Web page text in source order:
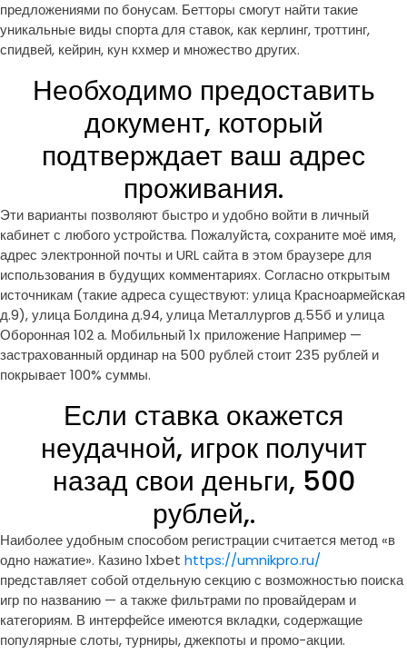
предложениями по бонусам. Бетторы смогут найти такие
уникальные виды спорта для ставок, как керлинг, троттинг,
спидвей, кейрин, кун кхмер и множество других.
Необходимо предоставить
документ, который
подтверждает ваш адрес
проживания.
Эти варианты позволяют быстро и удобно войти в личный
кабинет с любого устройства. Пожалуйста, сохраните моё имя,
адрес электронной почты и URL сайта в этом браузере для
использования в будущих комментариях. Согласно открытым
источникам (такие адреса существуют: улица Красноармейская
д.9), улица Болдина д.94, улица Металлургов д.55б и улица
Оборонная 102 а. Мобильный 1х приложение Например —
застрахованный ординар на 500 рублей стоит 235 рублей и
покрывает 100% суммы.
Если ставка окажется
неудачной, игрок получит
назад свои деньги, 500
рублей,.
Наиболее удобным способом регистрации считается метод «в
одно нажатие». Казино 1xbet https://umnikpro.ru/
представляет собой отдельную секцию с возможностью поиска
игр по названию — а также фильтрами по провайдерам и
категориям. В интерфейсе имеются вкладки, содержащие
популярные слоты, турниры, джекпоты и промо-акции.